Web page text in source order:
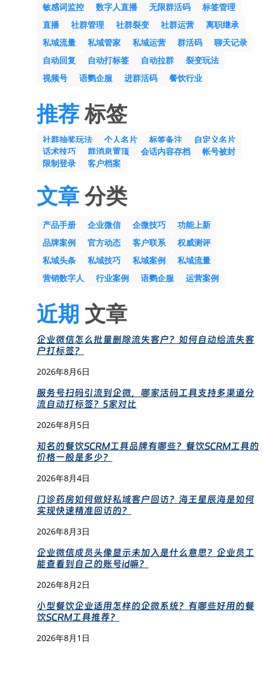
敏感词监控
数字人直播 无限群活码
标签管理
直播
社群管理 社群裂变 社群运营
离职继承
私域流量
私域管家 私域运营 群活码
聊天记录
自动回复
自动打标签 自动拉群
裂变玩法
视频号
语鹦企服 进群活码 餐饮行业
推荐标签
社群抽奖玩法 个人名片 标签备注
自定义名片
话术技巧
群消息置顶 会话内容存档
帐号被封
限制登录
客户档案
文章分类
产品手册 企业微信 企微技巧
功能上新
品牌案例
官方动态 客户联系
权威测评
私域头条
私域技巧 私域案例
私域流量
营销数字人
行业案例 语鹦企服 运营案例
近期 文章
企业微信怎么批量删除流失客户？如何自动给流失客
户打标签？
2026年8月6日
服务号扫码引流到企微，哪家活码工具支持多渠道分
流自动打标签？5家对比
2026年8月5日
知名的餐饮SCRM工具品牌有哪些？餐饮SCRM工具的
价格一般是多少？
2026年8月4日
门诊药房如何做好私域客户回访？海王星辰海是如何
实现快速精准回访的？
2026年8月3日
企业微信成员头像显示未加入是什么意思？企业员工
能查看到自己的账号id嘛？
2026年8月2日
小型餐饮企业适用怎样的企微系统？有哪些好用的餐
饮SCRM工具推荐？
2026年8月1日